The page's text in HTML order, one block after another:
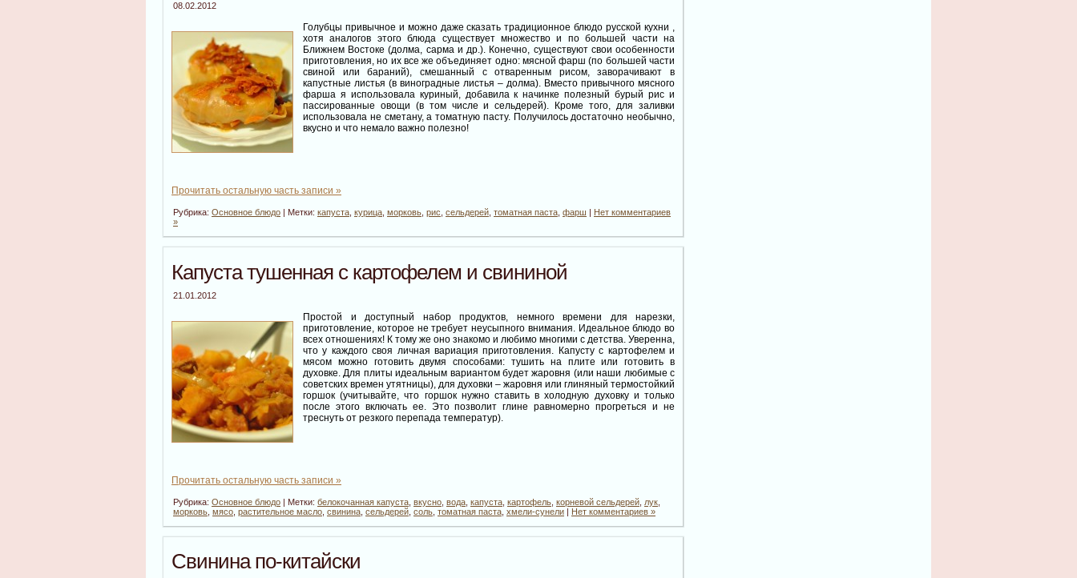
08.02.2012
Голубцы привычное и можно даже сказать традиционное блюдо русской кухни ,
хотя аналогов этого блюда существует множество и по большей части на
Ближнем Востоке (долма, сарма и др.). Конечно, существуют свои особенности
приготовления, но их все же объединяет одно: мясной фарш (по большей части
свиной или бараний), смешанный с отваренным рисом, заворачивают в
капустные листья (в виноградные листья – долма). Вместо привычного мясного
фарша я использовала куриный, добавила к начинке полезный бурый рис и
пассированные овощи (в том числе и сельдерей). Кроме того, для заливки
использовала не сметану, а томатную пасту. Получилось достаточно необычно,
вкусно и что немало важно полезно!
Прочитать остальную часть записи »
Рубрика: Основное блюдо | Метки: капуста курица морковь рис сельдерей томатная паста фарш
Нет комментариев
»
Капуста тушенная с картофелем и свининой
21.01.2012
Простой и доступный набор продуктов, немного времени для нарезки,
приготовление, которое не требует неусыпного внимания. Идеальное блюдо во
всех отношениях! К тому же оно знакомо и любимо многими с детства. Уверенна,
что у каждого своя личная вариация приготовления. Капусту с картофелем и
мясом можно готовить двумя способами: тушить на плите или готовить в
духовке. Для плиты идеальным вариантом будет жаровня (или наши любимые с
советских времен утятницы), для духовки – жаровня или глиняный термостойкий
горшок (учитывайте, что горшок нужно ставить в холодную духовку и только
после этого включать ее. Это позволит глине равномерно прогреться и не
треснуть от резкого перепада температур).
Прочитать остальную часть записи »
Рубрика: Основное блюдо | Метки: белокочанная капуста вкусно вода капуста картофель корневой сельдерей лук
морковь мясо растительное масло свинина сельдерей соль томатная паста хмели-сунели | Нет комментариев »
Свинина по-китайски